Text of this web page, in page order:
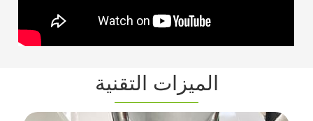
الميزات التقنية